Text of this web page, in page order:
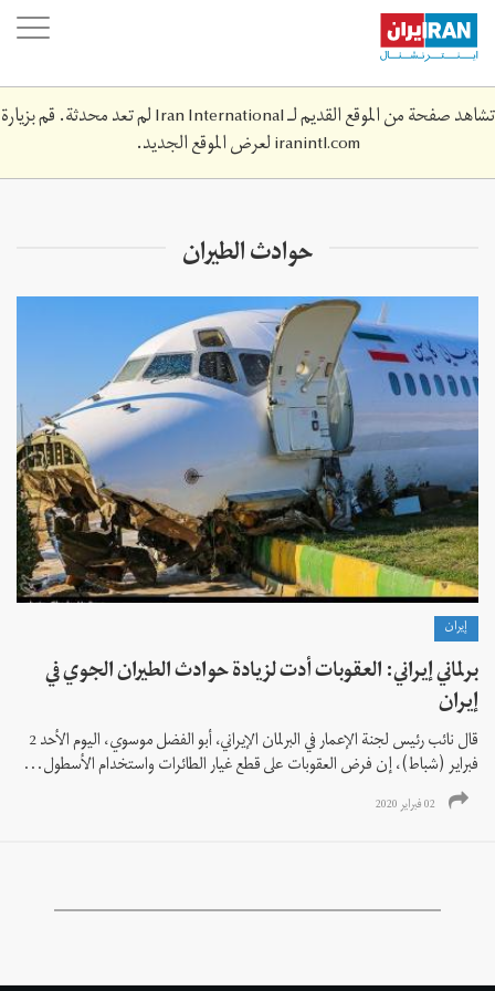
Skip
main
content
تشاهد صفحة من الموقع القديم لـ Iran International لم تعد محدثة. قم بزيارة
iranintl.comلعرض الموقع الجديد.
حوادث الطيران
إيران
برلماني إيراني: العقوبات أدت لزيادة حوادث الطيران الجوي في
إيران
قال نائب رئيس لجنة الإعمار في البرلمان الإيراني، أبو الفضل موسوي، اليوم الأحد 2
فبراير (شباط)، إن فرض العقوبات على قطع غيار الطائرات واستخدام الأسطول...
02 فبراير 2020